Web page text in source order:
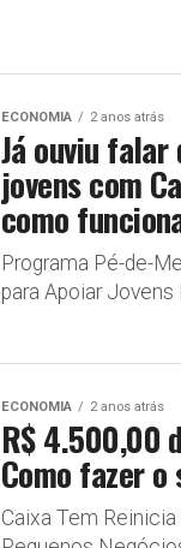
ECONOMIA 2 anos atrás
Já ouviu falar
jovens com
como
Programa Pé-de-
para Apoiar Jovens
ECONOMIA 2 anos atrás
R$ 4.500,00
Como fazer o
Caixa Tem